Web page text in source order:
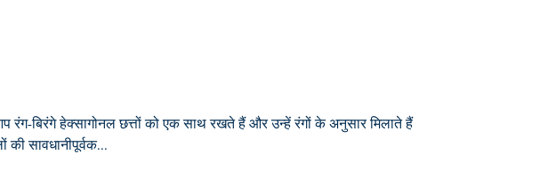
रंग-बिरंगे हेक्सागोनल छत्तों को एक साथ रखते हैं और उन्हें रंगों के अनुसार मिलाते हैं
सावधानीपूर्वक...